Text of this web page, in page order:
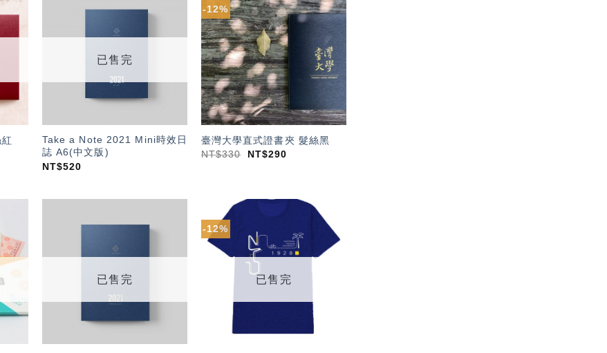
加入
望輕
望輕
已售完
Take a Note 2021 Mini時效日
誌 A6(中文版)
NT$520
-12%
「願
望輕
單」
臺灣大學直式證書夾 髮絲黑
NT$330 NT$290
加入
「願
望輕
單」
望輕
已售完
-12%
加入
「願
望輕
已售完